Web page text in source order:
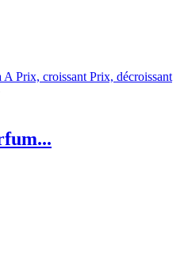
APrix, croissantPrix, décroissant